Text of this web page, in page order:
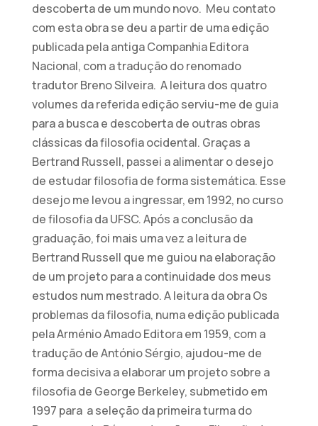
descoberta de um mundo novo. Meu contato
com esta obra se deu a partir de uma edição
publicada pela antiga Companhia Editora
Nacional, com a tradução do renomado
tradutor Breno Silveira. A leitura dos quatro
volumes da referida edição serviu-me de guia
para a busca e descoberta de outras obras
clássicas da filosofia ocidental. Graças a
Bertrand Russell, passei a alimentar o desejo
de estudar filosofia de forma sistemática. Esse
desejo me levou a ingressar, em 1992, no curso
de filosofia da UFSC. Após a conclusão da
graduação, foi mais uma vez a leitura de
Bertrand Russell que me guiou na elaboração
de um projeto para a continuidade dos meus
estudos num mestrado. A leitura da obra Os
problemas da filosofia, numa edição publicada
pela Arménio Amado Editora em 1959, com a
tradução de António Sérgio, ajudou-me de
forma decisiva a elaborar um projeto sobre a
filosofia de George Berkeley, submetido em
1997 para a seleção da primeira turma do